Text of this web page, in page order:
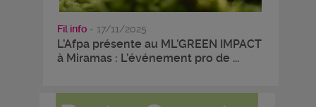
Fil info - 17/11/2025
L’Afpa présente au ML’GREEN IMPACT
à Miramas : L’événement pro de ...